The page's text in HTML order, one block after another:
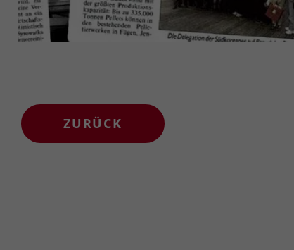
ZURÜCK